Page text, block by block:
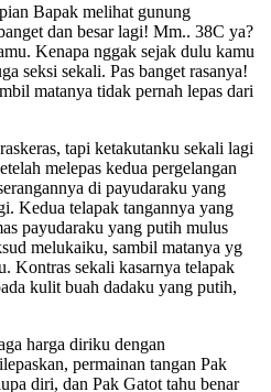
Bapak melihat gunung
dan besar lagi! Mm.. 38C ya?
Kenapa nggak sejak dulu kamu
seksi sekali. Pas banget rasanya!
matanya tidak pernah lepas dari
tapi ketakutanku sekali lagi
melepas kedua pergelangan
di payudaraku yang
Kedua telapak tangannya yang
payudaraku yang putih mulus
melukaiku, sambil matanya yg
Kontras sekali kasarnya telapak
kulit buah dadaku yang putih,
harga diriku dengan
permainan tangan Pak
diri, dan Pak Gatot tahu benar